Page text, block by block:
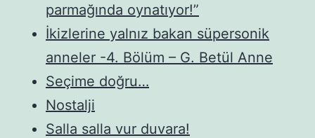
parmağında oynatıyor!”
İkizlerine yalnız bakan süpersonik
anneler -4. Bölüm – G. Betül Anne
Seçime doğru…
Nostalji
Salla salla vur duvara!